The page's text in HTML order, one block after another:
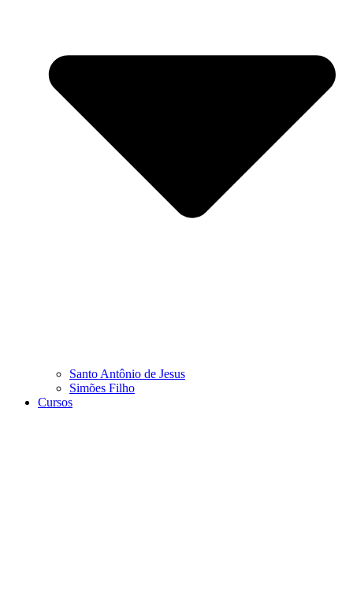
Santo Antônio de Jesus
Simões Filho
Cursos